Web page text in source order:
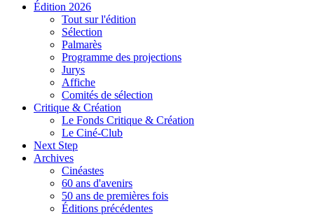
Édition 2026
Tout sur l'édition
Sélection
Palmarès
Programme des projections
Jurys
Affiche
Comités de sélection
Critique & Création
Le Fonds Critique & Création
Le Ciné-Club
Next Step
Archives
Cinéastes
60 ans d'avenirs
50 ans de premières fois
Éditions précédentes